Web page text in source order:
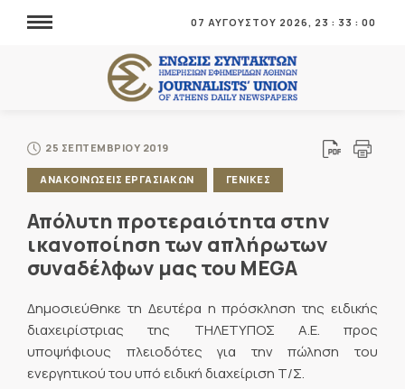
07 ΑΥΓΟΥΣΤΟΥ 2026, 23 : 33 : 01
25 ΣΕΠΤΕΜΒΡΙΟΥ 2019
ΑΝΑΚΟΙΝΩΣΕΙΣ ΕΡΓΑΣΙΑΚΩΝ ΓΕΝΙΚΕΣ
Απόλυτη προτεραιότητα στην
ικανοποίηση των απλήρωτων
συναδέλφων μας του MEGA
Δημοσιεύθηκε τη Δευτέρα η πρόσκληση της ειδικής
διαχειρίστριας της ΤΗΛΕΤΥΠΟΣ Α.Ε. προς
υποψήφιους πλειοδότες για την πώληση του
ενεργητικού του υπό ειδική διαχείριση Τ/Σ.